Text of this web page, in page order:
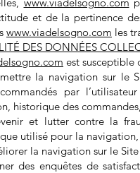
et de la pertinence
www.viadelsogno.com les
DES DONNÉES
est susceptible
la navigation sur le
par
historique des
et lutter contre la
utilisé pour la navigation,
la navigation sur le
des enquêtes de